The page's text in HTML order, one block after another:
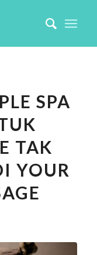
SPA
TAK
YOUR